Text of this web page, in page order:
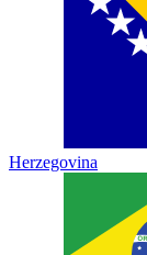
Herzegovina